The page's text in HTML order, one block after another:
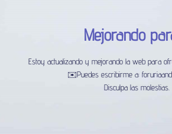
Mejorando
Estoy actualizando y mejorando la web para
✉️Puedes escribirme a:
Disculpa las molestias.